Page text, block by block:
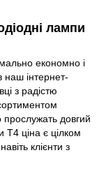
лампи
економно і
наш інтернет-
з радістю
прослужать довгий
Т4 ціна є цілком
клієнти з